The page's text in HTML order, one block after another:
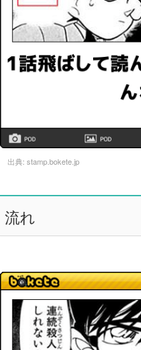
出典: stamp.bokete.jp
流れ